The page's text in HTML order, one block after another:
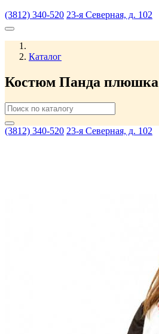
(3812) 340-520 23-я Северная, д. 102
Каталог
Костюм Панда плюшка
(3812) 340-520 23-я Северная, д. 102